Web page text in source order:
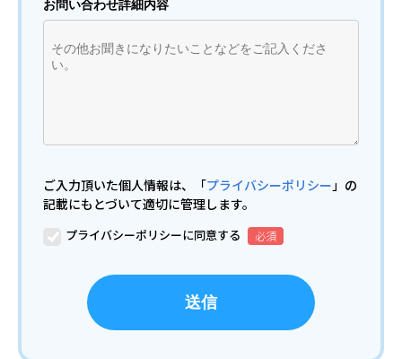
お問い合わせ詳細内容
ご入力頂いた個人情報は、「プライバシーポリシー 」の
記載にもとづいて適切に管理します。
プライバシーポリシーに同意する